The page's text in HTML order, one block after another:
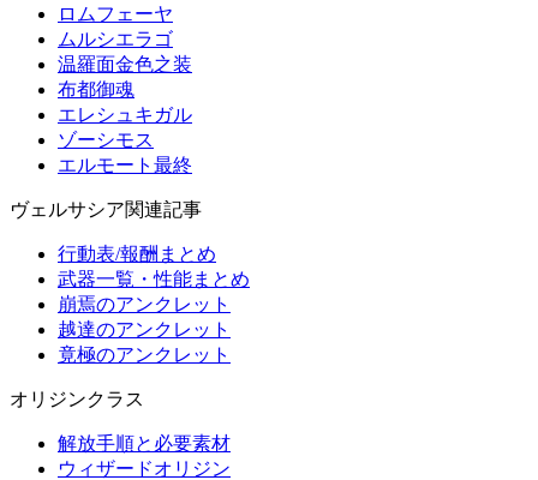
ロムフェーヤ
ムルシエラゴ
温羅面金色之装
布都御魂
エレシュキガル
ゾーシモス
エルモート最終
ヴェルサシア関連記事
行動表/報酬まとめ
武器一覧・性能まとめ
崩焉のアンクレット
越達のアンクレット
竟極のアンクレット
オリジンクラス
解放手順と必要素材
ウィザードオリジン